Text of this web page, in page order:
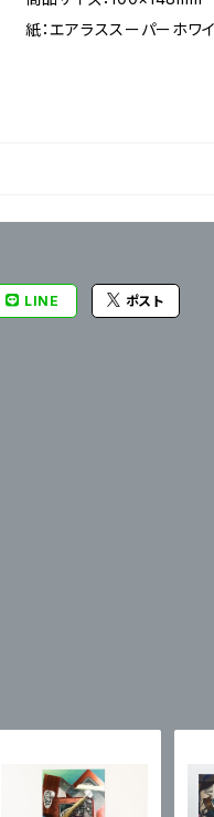
紙：エアラススーパーホワ
LINE ポスト